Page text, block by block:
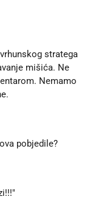
stratega
mišića. Ne
Nemamo
pobjedile?